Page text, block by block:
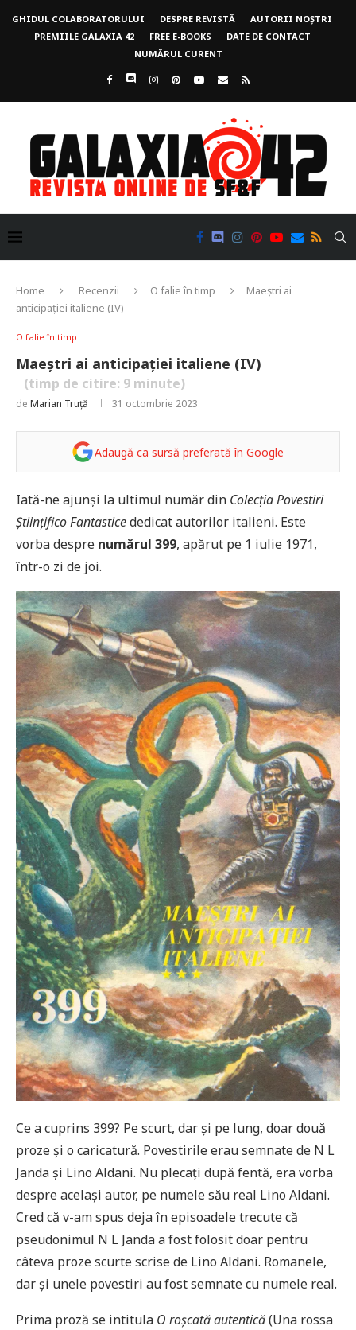
GHIDUL COLABORATORULUI DESPRE REVISTĂ
AUTORII NOȘTRI
PREMIILE GALAXIA 42
FREE E-BOOKS
DATE DE CONTACT
NUMĂRUL CURENT
Home Recenzii O falie în timp
Maeștri ai
anticipației italiene (IV)
O falie în timp
Maeștri ai anticipației italiene (IV)
(timp de citire: 9 minute)
de Marian Truță 31 octombrie 2023
Adaugă ca sursă preferată în Google
Iată-ne ajunși la ultimul număr din Colecția Povestiri
Științifico Fantasticededicat autorilor italieni. Este
vorba despre numărul 399, apărut pe 1 iulie 1971,
într-o zi de joi.
Ce a cuprins 399? Pe scurt, dar și pe lung, doar două
proze și o caricatură. Povestirile erau semnate de N L
Janda și Lino Aldani. Nu plecați după fentă, era vorba
despre același autor, pe numele său real Lino Aldani.
Cred că v-am spus deja în episoadele trecute că
pseudonimul N L Janda a fost folosit doar pentru
câteva proze scurte scrise de Lino Aldani. Romanele,
dar și unele povestiri au fost semnate cu numele real.
Prima proză se intitula O roșcată autentică(Una rossa